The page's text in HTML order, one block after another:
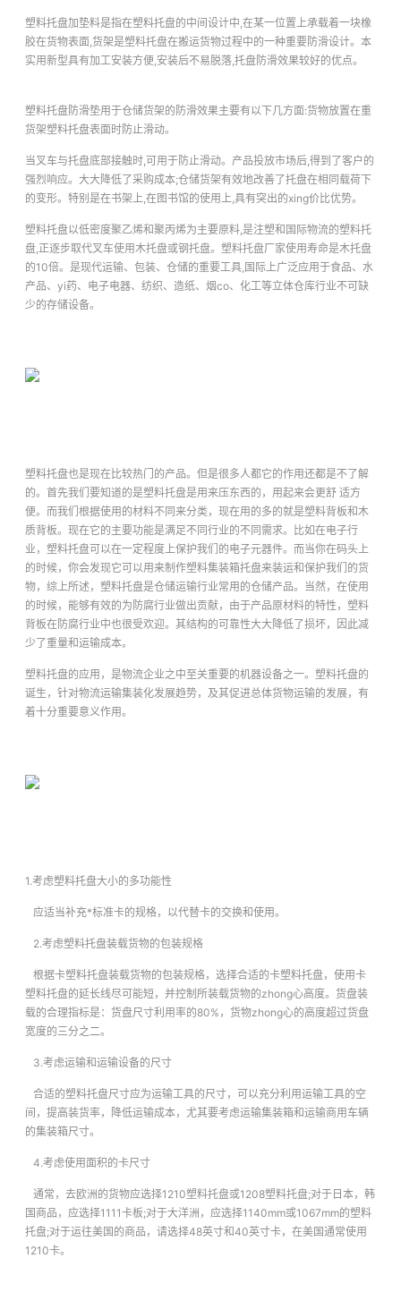
塑料托盘加垫料是指在塑料托盘的中间设计中,在某一位置上承载着一块橡
胶在货物表面,货架是塑料托盘在搬运货物过程中的一种重要防滑设计。本
实用新型具有加工安装方便,安装后不易脱落,托盘防滑效果较好的优点。
塑料托盘防滑垫用于仓储货架的防滑效果主要有以下几方面:货物放置在重
货架塑料托盘表面时防止滑动。
当叉车与托盘底部接触时,可用于防止滑动。产品投放市场后,得到了客户的
强烈响应。大大降低了采购成本;仓储货架有效地改善了托盘在相同载荷下
的变形。特别是在书架上,在图书馆的使用上,具有突出的xing价比优势。
塑料托盘以低密度聚乙烯和聚丙烯为主要原料,是注塑和国际物流的塑料托
盘,正逐步取代叉车使用木托盘或钢托盘。塑料托盘厂家使用寿命是木托盘
的10倍。是现代运输、包装、仓储的重要工具,国际上广泛应用于食品、水
产品、yi药、电子电器、纺织、造纸、烟co、化工等立体仓库行业不可缺
少的存储设备。
塑料托盘也是现在比较热门的产品。但是很多人都它的作用还都是不了解
的。首先我们要知道的是塑料托盘是用来压东西的，用起来会更舒 适方
便。而我们根据使用的材料不同来分类，现在用的多的就是塑料背板和木
质背板。现在它的主要功能是满足不同行业的不同需求。比如在电子行
业，塑料托盘可以在一定程度上保护我们的电子元器件。而当你在码头上
的时候，你会发现它可以用来制作塑料集装箱托盘来装运和保护我们的货
物，综上所述，塑料托盘是仓储运输行业常用的仓储产品。当然，在使用
的时候，能够有效的为防腐行业做出贡献，由于产品原材料的特性，塑料
背板在防腐行业中也很受欢迎。其结构的可靠性大大降低了损坏，因此减
少了重量和运输成本。
塑料托盘的应用，是物流企业之中至关重要的机器设备之一。塑料托盘的
诞生，针对物流运输集装化发展趋势，及其促进总体货物运输的发展，有
着十分重要意义作用。
1.考虑塑料托盘大小的多功能性
应适当补充*标准卡的规格，以代替卡的交换和使用。
2.考虑塑料托盘装载货物的包装规格
根据卡塑料托盘装载货物的包装规格，选择合适的卡塑料托盘，使用卡
塑料托盘的延长线尽可能短，并控制所装载货物的zhong心高度。货盘装
载的合理指标是：货盘尺寸利用率的80%，货物zhong心的高度超过货盘
宽度的三分之二。
3.考虑运输和运输设备的尺寸
合适的塑料托盘尺寸应为运输工具的尺寸，可以充分利用运输工具的空
间，提高装货率，降低运输成本，尤其要考虑运输集装箱和运输商用车辆
的集装箱尺寸。
4.考虑使用面积的卡尺寸
通常，去欧洲的货物应选择1210塑料托盘或1208塑料托盘;对于日本，韩
国商品，应选择1111卡板;对于大洋洲，应选择1140mm或1067mm的塑料
托盘;对于运往美国的商品，请选择48英寸和40英寸卡，在美国通常使用
1210卡。